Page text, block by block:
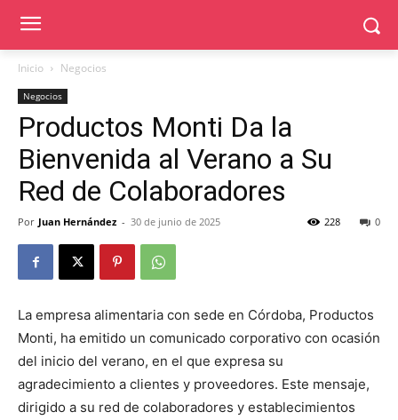
Inicio Negocios
Negocios
Productos Monti Da la
Bienvenida al Verano a Su
Red de Colaboradores
Por Juan Hernández - 30 de junio de 2025 0
228
La empresa alimentaria con sede en Córdoba, Productos
Monti, ha emitido un comunicado corporativo con ocasión
del inicio del verano, en el que expresa su
agradecimiento a clientes y proveedores. Este mensaje,
dirigido a su red de colaboradores y establecimientos